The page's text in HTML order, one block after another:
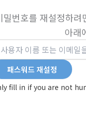
밀번호를 재설정하
아래
fill in if you are not